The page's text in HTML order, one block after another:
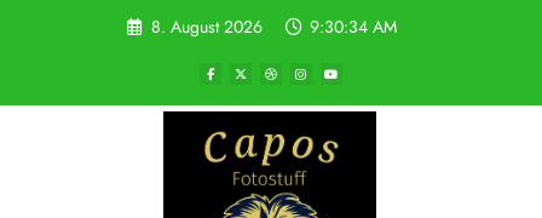
8. August 2026 9:30:35 AM